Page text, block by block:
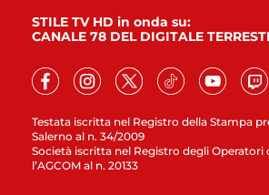
Testata iscritta nel Registro della Stampa
Salerno al n. 34/2009
Società iscritta nel Registro degli Operatori
l’AGCOM al n. 20133
STILE TV HD in onda su:
CANALE 78 DEL DIGITALE